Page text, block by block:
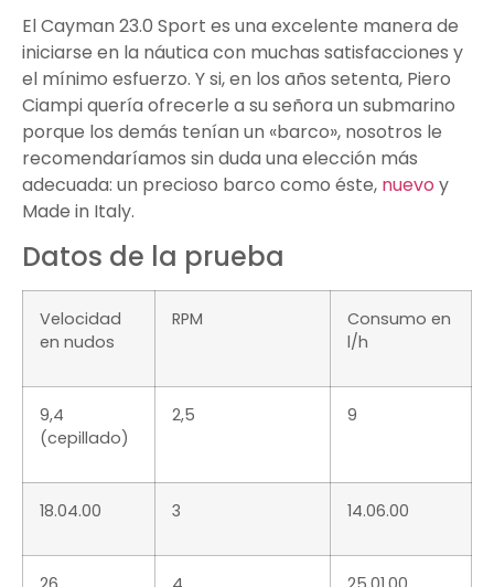
El Cayman 23.0 Sport es una excelente manera de
iniciarse en la náutica con muchas satisfacciones y
el mínimo esfuerzo. Y si, en los años setenta, Piero
Ciampi quería ofrecerle a su señora un submarino
porque los demás tenían un «barco», nosotros le
recomendaríamos sin duda una elección más
adecuada: un precioso barco como éste, nuevo y
Made in Italy.
Datos de la prueba
Velocidad
en nudos
RPM
Consumo en
l/h
9,4
(cepillado)
2,5 9
18.04.00 3 14.06.00